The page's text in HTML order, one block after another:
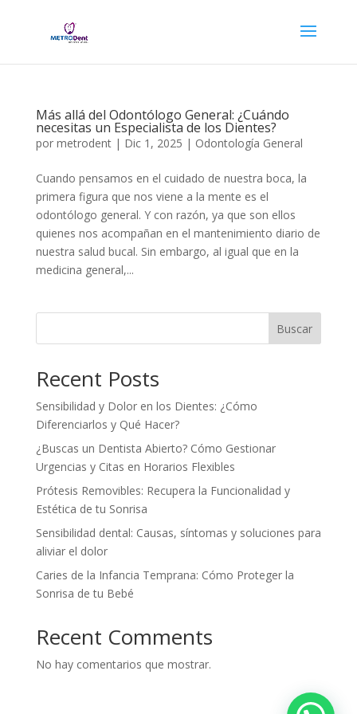
Más allá del Odontólogo General: ¿Cuándo
necesitas un Especialista de los Dientes?
por metrodent| Dic 1, 2025 | Odontología General
Cuando pensamos en el cuidado de nuestra boca, la
primera figura que nos viene a la mente es el
odontólogo general. Y con razón, ya que son ellos
quienes nos acompañan en el mantenimiento diario de
nuestra salud bucal. Sin embargo, al igual que en la
medicina general,...
Buscar
Recent Posts
Sensibilidad y Dolor en los Dientes: ¿Cómo
Diferenciarlos y Qué Hacer?
¿Buscas un Dentista Abierto? Cómo Gestionar
Urgencias y Citas en Horarios Flexibles
Prótesis Removibles: Recupera la Funcionalidad y
Estética de tu Sonrisa
Sensibilidad dental: Causas, síntomas y soluciones para
aliviar el dolor
Caries de la Infancia Temprana: Cómo Proteger la
Sonrisa de tu Bebé
Recent Comments
No hay comentarios que mostrar.